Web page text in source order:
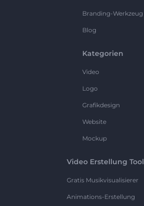
Branding-Werkzeug
Blog
Kategorien
Video
Logo
Grafikdesign
Website
Mockup
Video Erstellung
Gratis Musikvisualisierer
Animations-Erstellung